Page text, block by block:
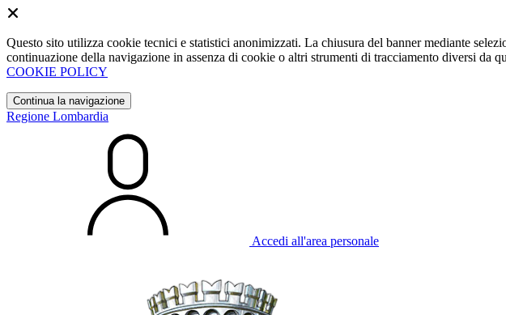
Questo sito utilizza cookie tecnici e statistici anonimizzati. La chiusura del banner mediante
continuazione della navigazione in assenza di cookie o altri strumenti di tracciamento diversi da
COOKIE POLICY
Continua la navigazione
Regione Lombardia
Accedi all'area personale